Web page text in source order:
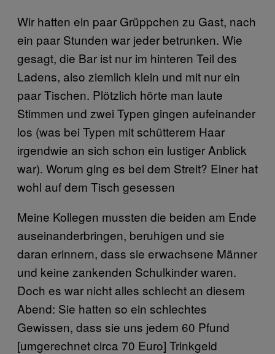
Wir hatten ein paar Grüppchen zu Gast, nach
ein paar Stunden war jeder betrunken. Wie
gesagt, die Bar ist nur im hinteren Teil des
Ladens, also ziemlich klein und mit nur ein
paar Tischen. Plötzlich hörte man laute
Stimmen und zwei Typen gingen aufeinander
los (was bei Typen mit schütterem Haar
irgendwie an sich schon ein lustiger Anblick
war). Worum ging es bei dem Streit? Einer hat
wohl auf dem Tisch gesessen
Meine Kollegen mussten die beiden am Ende
auseinanderbringen, beruhigen und sie
daran erinnern, dass sie erwachsene Männer
und keine zankenden Schulkinder waren.
Doch es war nicht alles schlecht an diesem
Abend: Sie hatten so ein schlechtes
Gewissen, dass sie uns jedem 60 Pfund
[umgerechnet circa 70 Euro] Trinkgeld